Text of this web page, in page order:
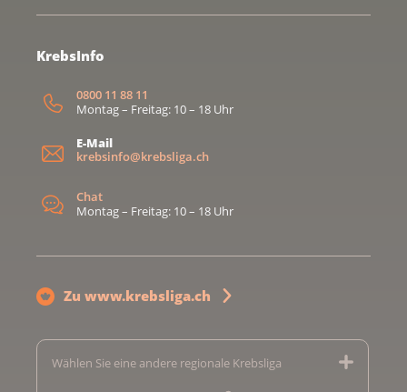
KrebsInfo
0800 11 88 11
Montag – Freitag: 10 – 18 Uhr
E-Mail
krebsinfo@krebsliga.ch
Chat
Montag – Freitag: 10 – 18 Uhr
Zu www.krebsliga.ch
Wählen Sie eine andere regionale Krebsliga